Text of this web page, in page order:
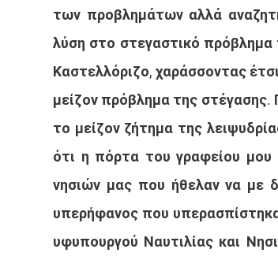
των προβλημάτων αλλά
λύση στο στεγαστικό
Καστελλόριζο, χαράσσοντας
μείζον πρόβλημα της
το μείζον ζήτημα της
ότι η πόρτα του γραφείου μου
νησιών μας που ήθελαν να με
υπερήφανος που
υφυπουργού Ναυτιλίας και